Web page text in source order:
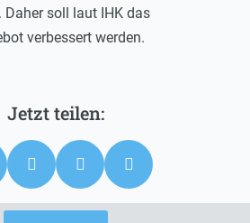
soll laut IHK das
verbessert werden.